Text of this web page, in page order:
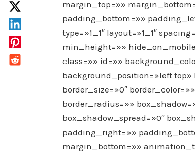
margin_top=»»
padding_bottom=»»
type=»1_1″ layout=»1_1″
min_height=»»
class=»» id=»»
background_position=»left
border_size=»0″
border_radius=»»
box_shadow_spread=»0″
padding_right=»»
margin_bottom=»»